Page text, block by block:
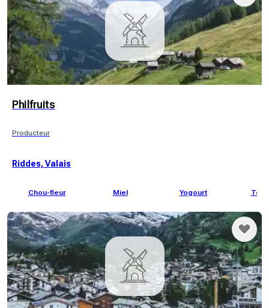
Philfruits
Producteur
Riddes, Valais
Chou-fleur Miel Yogourt